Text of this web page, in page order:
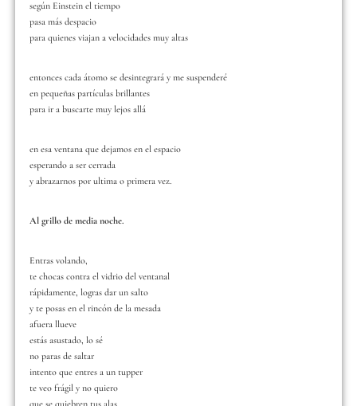
según Einstein el tiempo
pasa más despacio
para quienes viajan a velocidades muy altas
entonces cada átomo se desintegrará y me suspenderé
en pequeñas partículas brillantes
para ir a buscarte muy lejos allá
en esa ventana que dejamos en el espacio
esperando a ser cerrada
y abrazarnos por ultima o primera vez.
Al grillo de media noche.
Entras volando,
te chocas contra el vidrio del ventanal
rápidamente, logras dar un salto
y te posas en el rincón de la mesada
afuera llueve
estás asustado, lo sé
no paras de saltar
intento que entres a un tupper
te veo frágil y no quiero